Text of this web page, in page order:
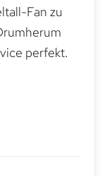
Fan zu
perfekt.